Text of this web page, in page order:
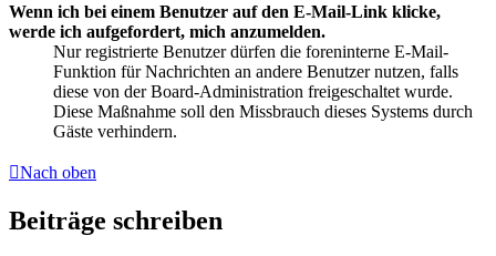
Wenn ich bei einem Benutzer auf den E-Mail-Link klicke,
werde ich aufgefordert, mich anzumelden.
Nur registrierte Benutzer dürfen die foreninterne E-Mail-
Funktion für Nachrichten an andere Benutzer nutzen, falls
diese von der Board-Administration freigeschaltet wurde.
Diese Maßnahme soll den Missbrauch dieses Systems durch
Gäste verhindern.
Nach oben
Beiträge schreiben